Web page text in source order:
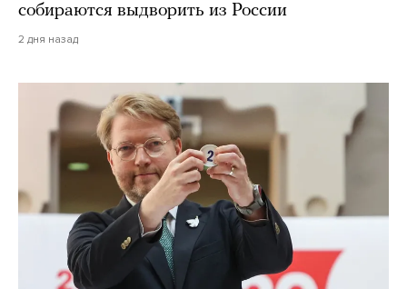
собираются выдворить из России
2 дня назад